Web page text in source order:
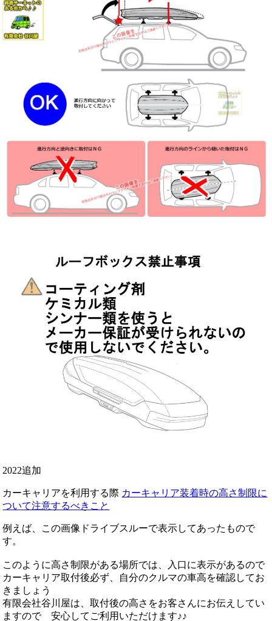
2022追加
カーキャリアを利用する際 カーキャリア装着時の高さ制限に
ついて注意するべきこと
例えば、この画像ドライブスルーで表示してあったもので
す。
このように高さ制限がある場所では、入口に表示があるので
カーキャリア取付後必ず、自分のクルマの車高を確認してお
きましょう
有限会社谷川屋は、取付後の高さをお客さんにお伝えしてい
ますので 安心してご利用いただけます♪♪